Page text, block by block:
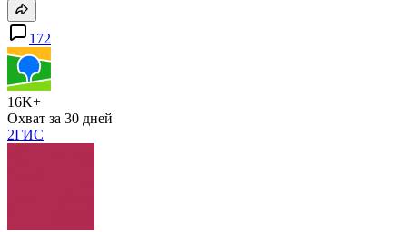
172
16K+
Охват за 30 дней
2ГИС